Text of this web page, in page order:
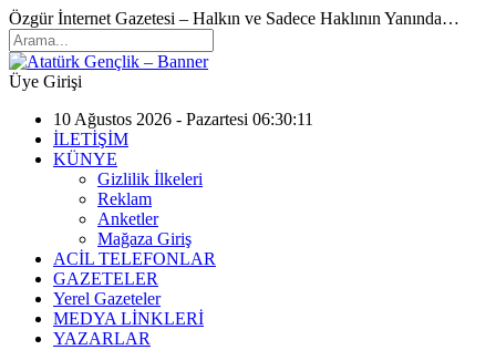
Özgür İnternet Gazetesi – Halkın ve Sadece Haklının Yanında…
Üye Girişi
10 Ağustos 2026 - Pazartesi 06:30:11
İLETİŞİM
KÜNYE
Gizlilik İlkeleri
Reklam
Anketler
Mağaza Giriş
ACİL TELEFONLAR
GAZETELER
Yerel Gazeteler
MEDYA LİNKLERİ
YAZARLAR